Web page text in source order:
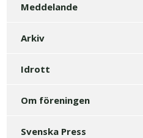
Meddelande
Arkiv
Idrott
Om föreningen
Svenska Press